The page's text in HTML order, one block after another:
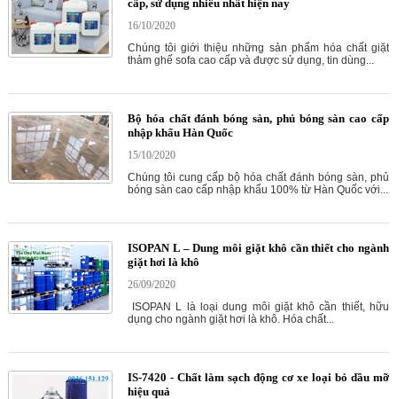
cấp, sử dụng nhiều nhất hiện nay
16/10/2020
Chúng tôi giới thiệu những sản phẩm hóa chất giặt
thảm ghế sofa cao cấp và được sử dụng, tin dùng...
Bộ hóa chất đánh bóng sàn, phủ bóng sàn cao cấp
nhập khẩu Hàn Quốc
15/10/2020
Chúng tôi cung cấp bộ hóa chất đánh bóng sàn, phủ
bóng sàn cao cấp nhập khẩu 100% từ Hàn Quốc với...
ISOPAN L – Dung môi giặt khô cần thiết cho ngành
giặt hơi là khô
26/09/2020
ISOPAN L là loại dung môi giặt khô cần thiết, hữu
dụng cho ngành giặt hơi là khô. Hóa chất...
IS-7420 - Chất làm sạch động cơ xe loại bỏ dầu mỡ
hiệu quả